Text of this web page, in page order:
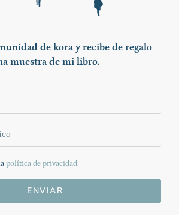
de kora y recibe de regalo
muestra de mi libro.
política de privacidad.
ENVIAR